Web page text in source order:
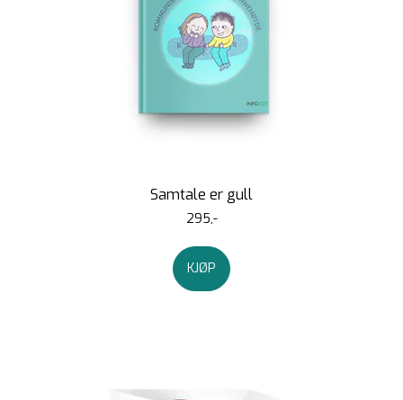
Samtale er gull
295,-
KJØP